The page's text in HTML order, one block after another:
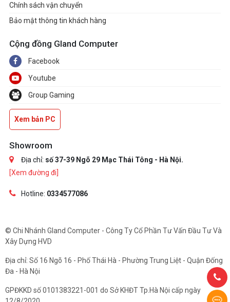
Chính sách vận chuyển
Bảo mật thông tin khách hàng
Cộng đồng Gland Computer
Facebook
Youtube
Group Gaming
Xem bản PC
Showroom
Địa chỉ: số 37-39 Ngõ 29 Mạc Thái Tông - Hà Nội.
[Xem đường đi]
Hotline: 0334577086
© Chi Nhánh Gland Computer - Công Ty Cổ Phần Tư Vấn Đầu Tư Và
Xây Dựng HVD
Địa chỉ: Số 16 Ngõ 16 - Phố Thái Hà - Phường Trung Liệt - Quận Đống
Đa - Hà Nội
GPĐKKD số 0101383221-001 do Sở KHĐT Tp.Hà Nội cấp ngày